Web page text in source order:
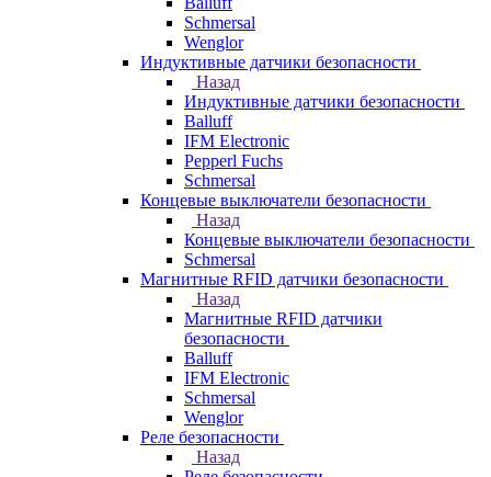
Schmersal
Wenglor
Индуктивные датчики безопасности
Назад
Индуктивные датчики безопасности
Balluff
IFM Electronic
Pepperl Fuchs
Schmersal
Концевые выключатели безопасности
Назад
Концевые выключатели безопасности
Schmersal
Магнитные RFID датчики безопасности
Назад
Магнитные RFID датчики
безопасности
Balluff
IFM Electronic
Schmersal
Wenglor
Реле безопасности
Назад